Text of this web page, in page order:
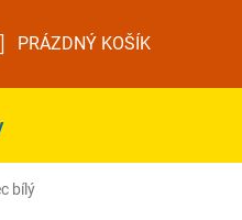
PRÁZDNÝ KOŠÍK
bílý